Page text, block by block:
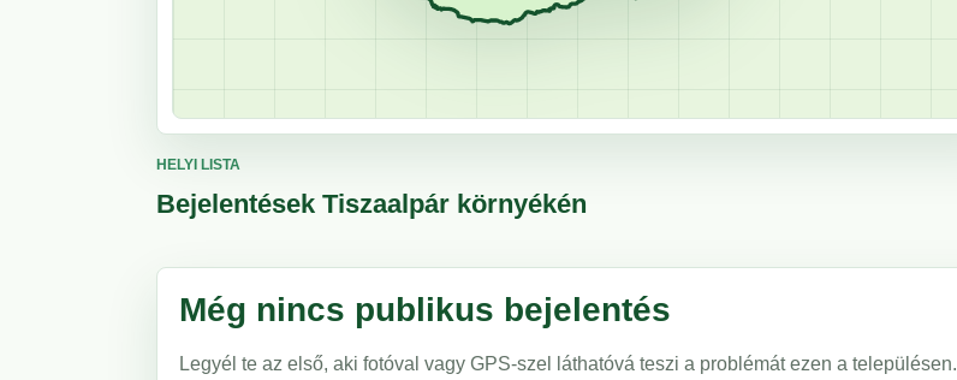
HELYI LISTA
Bejelentések Tiszaalpár környékén
Még nincs publikus bejelentés
Legyél te az első, aki fotóval vagy GPS-szel láthatóvá teszi a problémát ezen a településen.